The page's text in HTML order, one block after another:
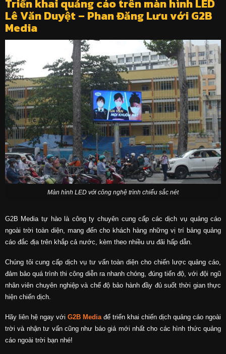
Triển khai quảng cáo trên màn hình LED
Lê Văn Duyệt – Phan Đăng Lưu với G2B
Media
Màn hình LED với công nghệ trình chiếu sắc nét
G2B Media tự hào là công ty chuyên cung cấp các dịch vụ quảng cáo
ngoài trời toàn diện, mang đến cho khách hàng những vị trí bảng quảng
cáo đắc địa trên khắp cả nước, kèm theo nhiều ưu đãi hấp dẫn.
Chúng tôi cung cấp dịch vụ tư vấn toàn diện cho chiến lược quảng cáo,
đảm bảo quá trình thi công diễn ra nhanh chóng, đúng tiến độ, với đội ngũ
nhân viên chuyên nghiệp và chế độ bảo hành đầy đủ suốt thời gian thực
hiện chiến dịch.
Hãy liên hệ ngay với G2B Mediađể triển khai chiến dịch quảng cáo ngoài
trời và nhận tư vấn cũng như báo giá mới nhất cho các hình thức quảng
cáo ngoài trời bạn nhé!